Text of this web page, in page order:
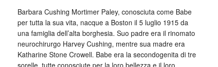
Barbara Cushing Mortimer Paley, conosciuta come Babe
per tutta la sua vita, nacque a Boston il 5 luglio 1915 da
una famiglia dell’alta borghesia. Suo padre era il rinomato
neurochirurgo Harvey Cushing, mentre sua madre era
Katharine Stone Crowell. Babe era la secondogenita di tre
sorelle, tutte conosciute per la loro bellezza e il loro